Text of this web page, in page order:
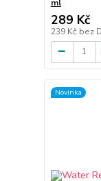
ml
289 Kč
239 Kč bez
Novinka